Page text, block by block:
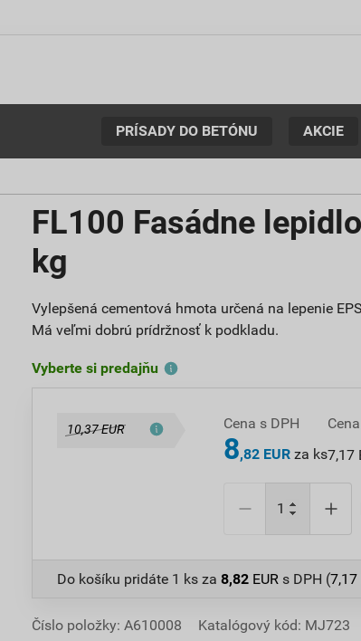
PRÍSADY DO BETÓNU AKCIE
FL100 Fasádne
kg
Vylepšená cementová hmota určená na lepenie
Má veľmi dobrú prídržnosť k podkladu.
Vyberte si predajňu
10,37 EUR Cena s DPH
8,82 EUR za ks7,17
Do košíku pridáte 1 ks za 8,82 EUR s DPH (7,17
Číslo položky: A610008 Katalógový kód: MJ723